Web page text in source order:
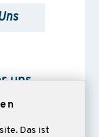
uns
Das ist